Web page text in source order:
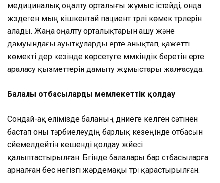
медициналық оңалту орталығы жұмыс істейді, онда
жүздеген мың кішкентай пациент түрлі көмек түрлерін
алады. Жаңа оңалту орталықтарын ашу және
дамуындағы ауытқуларды ерте анықтап, қажетті
көмекті дер кезінде көрсетуге мүмкіндік беретін ерте
араласу қызметтерін дамыту жұмыстары жалғасуда.
Балалы отбасыларды мемлекеттік қолдау
Сондай-ақ елімізде баланың дүниеге келген сәтінен
бастап оны тәрбиелеудің барлық кезеңінде отбасын
сүйемелдейтін кешенді қолдау жүйесі
қалыптастырылған. Бүгінде балалары бар отбасыларға
арналған бес негізгі жәрдемақы түрі қарастырылған.